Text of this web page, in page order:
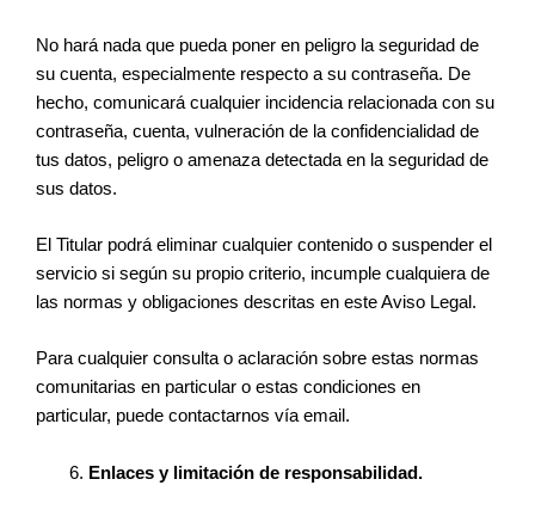
No hará nada que pueda poner en peligro la seguridad de
su cuenta, especialmente respecto a su contraseña. De
hecho, comunicará cualquier incidencia relacionada con su
contraseña, cuenta, vulneración de la confidencialidad de
tus datos, peligro o amenaza detectada en la seguridad de
sus datos.
El Titular podrá eliminar cualquier contenido o suspender el
servicio si según su propio criterio, incumple cualquiera de
las normas y obligaciones descritas en este Aviso Legal.
Para cualquier consulta o aclaración sobre estas normas
comunitarias en particular o estas condiciones en
particular, puede contactarnos vía email.
Enlaces y limitación de responsabilidad.